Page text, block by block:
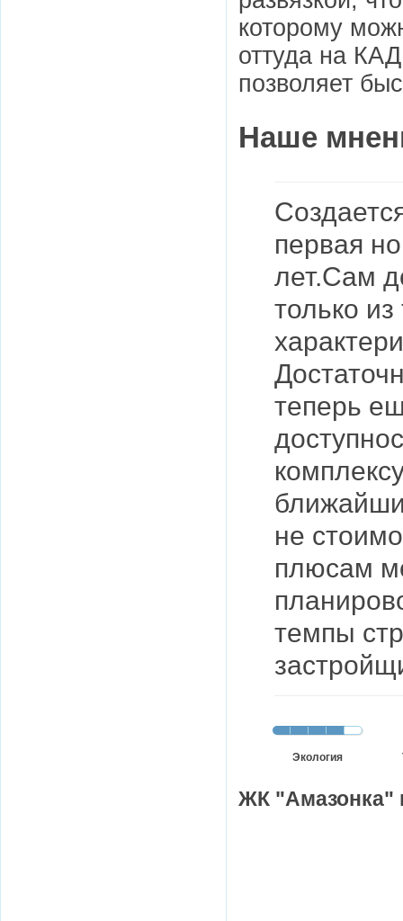
которому
оттуда на
позволяет
Наше
первая
лет.Сам
только
теперь
не
плюсам
темпы
Экология
ЖК "Амазонка"